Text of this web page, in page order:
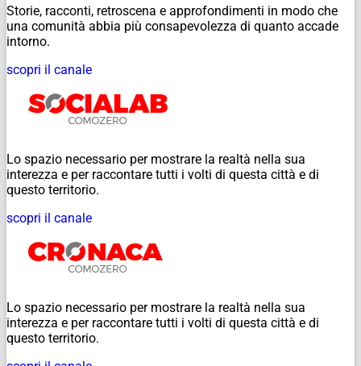
Storie, racconti, retroscena e approfondimenti in modo che
una comunità abbia più consapevolezza di quanto accade
intorno.
scopri il canale
Lo spazio necessario per mostrare la realtà nella sua
interezza e per raccontare tutti i volti di questa città e di
questo territorio.
scopri il canale
Lo spazio necessario per mostrare la realtà nella sua
interezza e per raccontare tutti i volti di questa città e di
questo territorio.